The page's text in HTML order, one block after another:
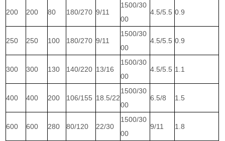
200 200 80 180/270 9/11
1500/30
00
4.5/5.5 0.9
250 250 100 180/270 9/11
1500/30
00
4.5/5.5 0.9
300 300 130 140/220 13/16
1500/30
00
4.5/5.5 1.1
400 400 200 106/155 18.5/22
1500/30
00
6.5/8 1.5
600 600 280 80/120 22/30
1500/30
00
9/11 1.8